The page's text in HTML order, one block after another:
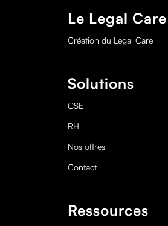
Le Legal Care
Création du Legal Care
Solutions
CSE
RH
Nos offres
Contact
Ressources